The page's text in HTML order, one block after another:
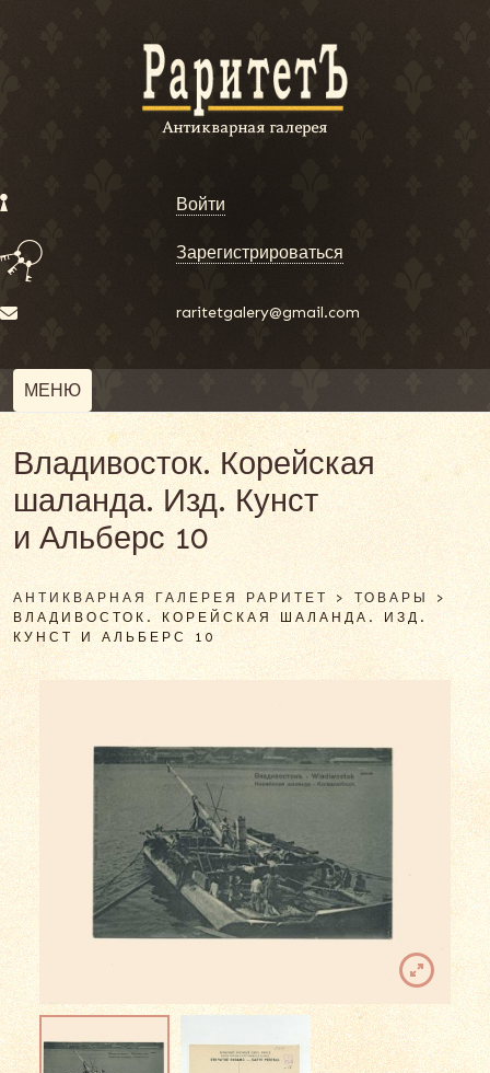
Войти
Зарегистрироваться
raritetgalery@gmail.com
МЕНЮ
Владивосток. Корейская
шаланда. Изд. Кунст
и Альберс 10
АНТИКВАРНАЯ ГАЛЕРЕЯ РАРИТЕТ >ТОВАРЫ >
ВЛАДИВОСТОК. КОРЕЙСКАЯ ШАЛАНДА. ИЗД.
КУНСТ И АЛЬБЕРС 10